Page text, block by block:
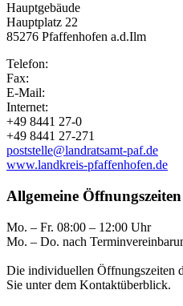
Hauptgebäude
Hauptplatz 22
85276 Pfaffenhofen a.d.Ilm
Telefon:
Fax:
E-Mail:
Internet:
+49 8441 27-0
+49 8441 27-271
poststelle@landratsamt-paf.de
www.landkreis-pfaffenhofen.de
Allgemeine Öffnungszeiten
Mo. – Fr. 08:00 – 12:00 Uhr
Mo. – Do. nach
Die individuellen Öffnungszeiten
Sie unter dem Kontaktüberblick.